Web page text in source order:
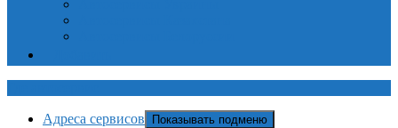
Адреса сервисов Показывать подменю